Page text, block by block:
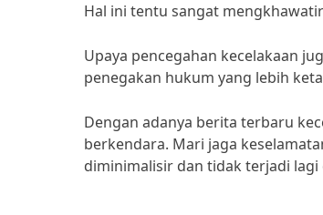
Hal ini tentu sangat
Upaya pencegahan kecelakaan
penegakan hukum yang lebih
Dengan adanya berita terbaru
berkendara. Mari jaga
diminimalisir dan tidak terjadi lagi